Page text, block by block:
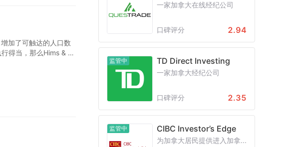
此前明显回落，一方
加了可触达的人口数
得当，那么Hims & H
进步。订阅用户数量
一家加拿大在线经纪公司
口碑评分 2.94
监管中 TD Direct Investing
一家加拿大经纪公司
口碑评分 2.35
监管中 CIBC Investor’s Edge
为加拿大居民提供进入加拿...